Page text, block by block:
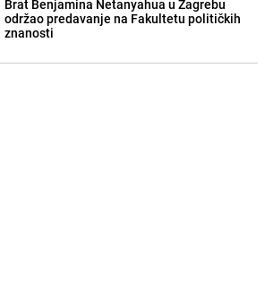
Brat Benjamina Netanyahua u Zagrebu
održao predavanje na Fakultetu političkih
znanosti